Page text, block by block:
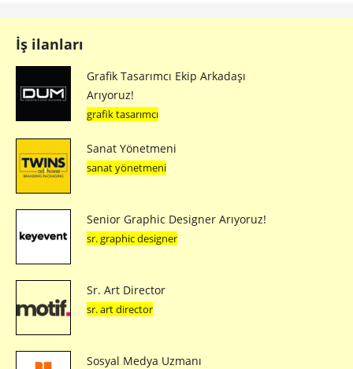
İş ilanları
Grafik Tasarımcı Ekip Arkadaşı
Arıyoruz!
grafik tasarımcı
Sanat Yönetmeni
sanat yönetmeni
Senior Graphic Designer Arıyoruz!
sr. graphic designer
Sr. Art Director
sr. art director
Sosyal Medya Uzmanı